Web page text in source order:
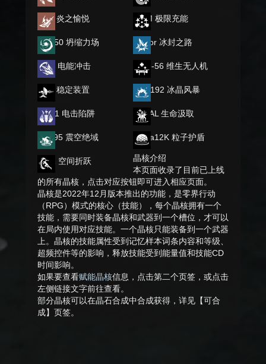
长刀 炎之愉悦 AWM 极限充能
SG550 坍缩力场 Vector 冰封之路
AKM 电能冲击 Type-56 维生无人机
RPK 稳定装置 QBZ192 冰晶风暴
M4A1 电击陷阱 FNFAL 生命汲取
QJB95 震空绝域 Saiga12K 粒子护盾
MSR 空间折跃
晶核介绍
本页面收录了目前已上线
的所有晶核，点击对应按钮即可进入相应页面。
晶核是2022年12月版本推出的功能，是零界行动
（RPG）模式的核心（技能），每个晶核拥有一个
技能，需要同时装备晶核和武器到一个槽位，才可以
在局内使用对应技能。一个晶核只能装备到一个武器
上。晶核的技能属性受到记忆样本词条内容和等级、
超频控件等的影响，释放技能受到能量值和技能CD
时间影响。
如果要查看赋能晶核信息，点击第二个页签，或点击
左侧链接文字前往查看。
部分晶核可以在晶石合成中合成获得，详见【可合
成】页签。